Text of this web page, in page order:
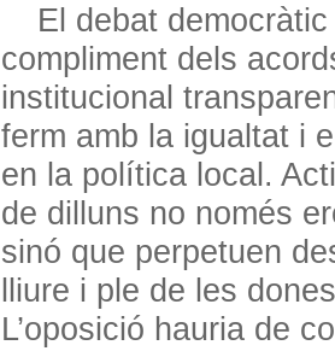
El debat
compliment dels
institucional
ferm amb la igualtat i
en la política local.
de dilluns no només
sinó que perpetuen
lliure i ple de les
L’oposició hauria de